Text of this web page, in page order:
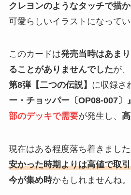
クレヨンのようなタッチで描
可愛らしいイラストになってい
このカードは発売当時はあま
ることがありませんでしたが、
第8弾【二つの伝説】 に収録さ
ー・チョッパー〔OP08-007〕』
部のデッキで需要が発生し、
現在はある程度落ち着きまし
安かった時期よりは高値で取引
今が集め時かもしれませんね。